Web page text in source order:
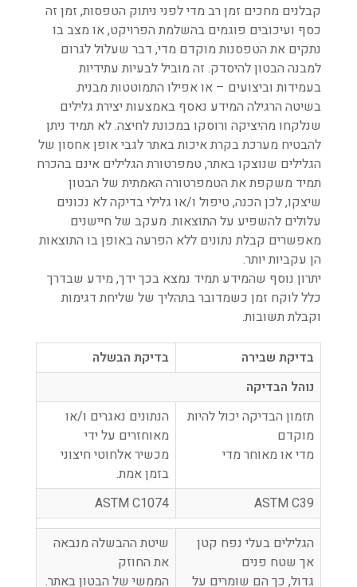
קבלנים מחכים זמן רב מדי לפני ניתוק הטפסות, זמן זה
כסף ועיכובים פוגמים בהשלמת הפרויקט, או מצב בו
נתקים את הטפסנות מוקדם מדי, דבר שעלול לגרום
למבנה הבטון להיסדק. זה מוביל לבעיות עתידיות
בעמידות וביצועים – או אפילו התמוטטות מבנית.
בשיטה הרגילה המידע נאסף באמצעות יצירת גלילים
שנלקחו מהיציקה ורוסקו במכונת לחיצה. לא תמיד ניתן
להבטיח מערכת בקרת איכות באתר לגבי אופן אחסון של
הגלילים שנוצקו באתר, טמפרטורת הגלילים אינם בהכרח
תמיד משקפת את הטמפרטורה האמתית של הבטון
שיצקו, לכן הכנה, טיפול ו/או גלילי בדיקה לא נכונים
עלולים להשפיע על התוצאות. מעקב של חיישנים
מאפשרים קבלת נתונים ללא הפרעה באופן בו התוצאות
הן עקביות יותר.
יתרון נוסף שהמידע תמיד נמצא בכך ידך, מידע שבדרך
כלל לוקח זמן כשמדובר בתהליך של שליחת דגימות
וקבלת תשובות.
בדיקת שבירה
בדיקת הבשלה
נוהל הבדיקה
תזמון הבדיקה יכול להיות
מוקדם
מדי או מאוחר מדי
הנתונים נאגרים ו/או
מאוחזרים על ידי
מכשיר אלחוטי חיצוני
בזמן אמת.
ASTM C39
ASTM C1074
הגלילים בעלי נפח קטן
אך שטח פנים
גדול, כך הם שומרים על
שיטת ההבשלה מנבאה
את החוזק
הממשי של הבטון באתר.